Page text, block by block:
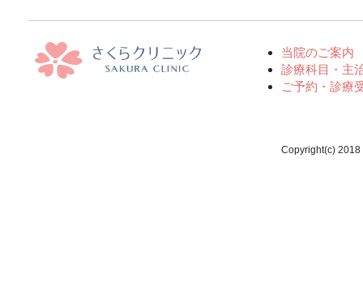
当院のご案内
診療科目・主
ご予約・診療
Copyright(c)